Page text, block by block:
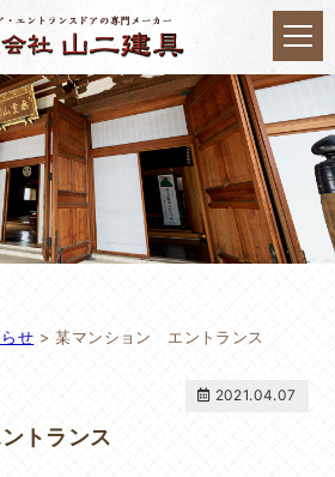
せ >某マンション エントランス
トランス
2021.04.07